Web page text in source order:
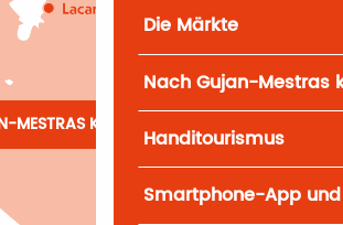
Die Märkte
Nach Gujan-Mestras
Handitourismus
Smartphone-App und
MESTRAS KOMMEN